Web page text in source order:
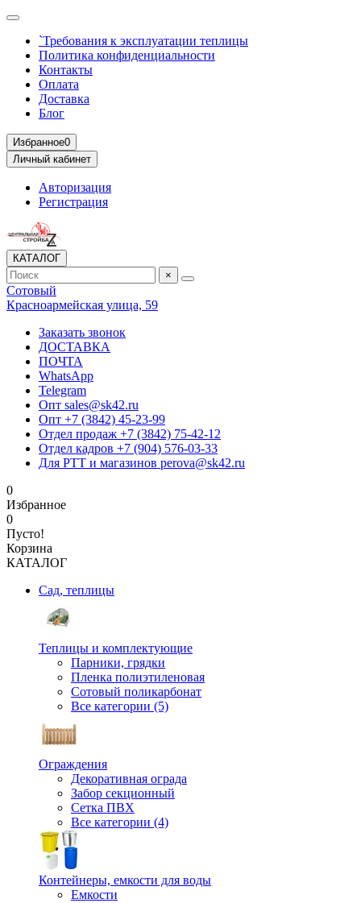
`Требования к эксплуатации теплицы
Политика конфиденциальности
Контакты
Оплата
Доставка
Блог
Избранное0
Личный кабинет
Авторизация
Регистрация
КАТАЛОГ
×
Сотовый
Красноармейская улица, 59
Заказать звонок
ДОСТАВКА
ПОЧТА
WhatsApp
Telegram
Опт sales@sk42.ru
Опт +7 (3842) 45-23-99
Отдел продаж +7 (3842) 75-42-12
Отдел кадров +7 (904) 576-03-33
Для РТТ и магазинов perova@sk42.ru
0
Избранное
0
Пусто!
Корзина
КАТАЛОГ
Сад, теплицы
Теплицы и комплектующие
Парники, грядки
Пленка полиэтиленовая
Сотовый поликарбонат
Все категории (5)
Ограждения
Декоративная ограда
Забор секционный
Сетка ПВХ
Все категории (4)
Контейнеры, емкости для воды
Емкости